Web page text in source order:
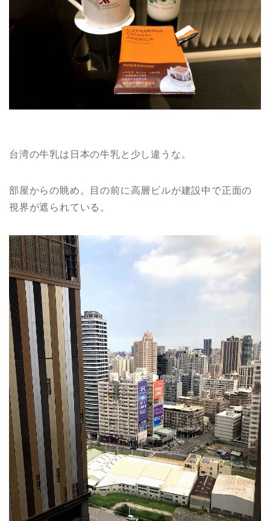
台湾の牛乳は日本の牛乳と少し違うな。
部屋からの眺め。目の前に高層ビルが建設中で正面の
視界が遮られている。